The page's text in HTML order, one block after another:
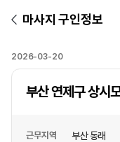
마사지 구인정보
2026-03-20
부산 연제구 상시
근무지역 부산 동래